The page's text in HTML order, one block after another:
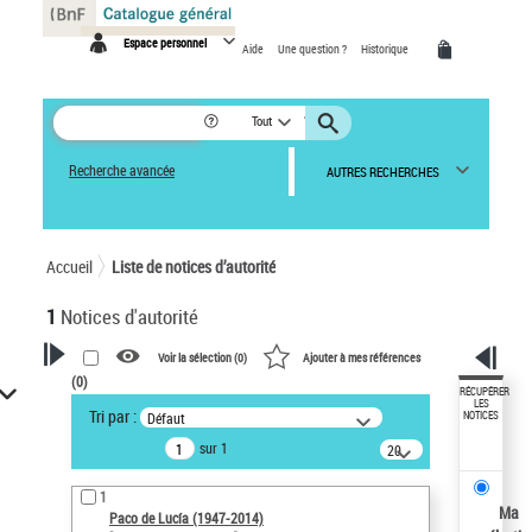
Espace personnel Aide Une question ? Historique
Tout
Recherche avancée AUTRES RECHERCHES
Accueil Liste de notices d’autorité
1 Notices d'autorité
VOTRE RECHERCHE
Recherche avancée dans les
notices d’autorité
Œuvres liées à l'auteur :
Paco de Lucía (1947-2014)
Voir la sélection (0) Ajouter à mes références
(0)
Tri par : Défaut
sur 1
20
résultats/page
1
Paco de Lucía (1947-2014)
RÉCUPÉRER
LES
NOTICES
Ma
Panneau de gestion des cookies